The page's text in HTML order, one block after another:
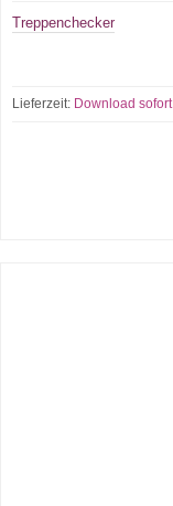
Treppenchecker
Lieferzeit: Download sofort